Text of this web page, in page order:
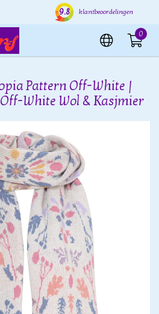
Verzending binnen 24 uur
9.8 klantbeoordelingen
0
Pattern Off-White |
White Wol & Kasjmier